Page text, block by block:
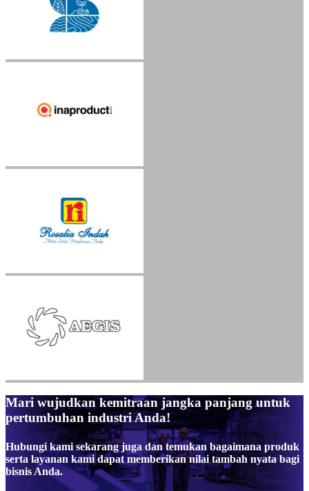
Mari wujudkan kemitraan jangka panjang untuk
pertumbuhan industri Anda!
Hubungi kami sekarang juga dan temukan bagaimana produk
serta layanan kami dapat memberikan nilai tambah nyata bagi
bisnis Anda.